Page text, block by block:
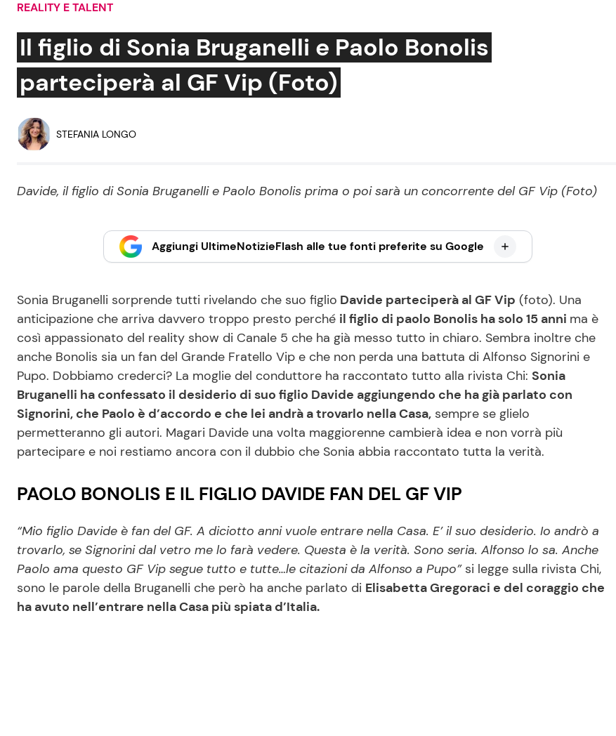
Social News
News dal mondo
Benessere
Mondo Mamma
Salute
Viaggi e Turismo
Ricette Facili e Veloci
Ricette Feste
REALITY E TALENT
Il figlio di Sonia Bruganelli e Paolo Bonolis
parteciperà al GF Vip (Foto)
STEFANIA LONGO
Davide, il figlio di Sonia Bruganelli e Paolo Bonolis prima o poi sarà un concorrente del GF Vip (Foto)
Aggiungi UltimeNotizieFlash alle tue fonti preferite su Google
Sonia Bruganelli sorprende tutti rivelando che suo figlio Davide parteciperà al GF Vip (foto). Una
anticipazione che arriva davvero troppo presto perché il figlio di paolo Bonolis ha solo 15 anni ma è
così appassionato del reality show di Canale 5 che ha già messo tutto in chiaro. Sembra inoltre che
anche Bonolis sia un fan del Grande Fratello Vip e che non perda una battuta di Alfonso Signorini e
Pupo. Dobbiamo crederci? La moglie del conduttore ha raccontato tutto alla rivista Chi: Sonia
Bruganelli ha confessato il desiderio di suo figlio Davide aggiungendo che ha già parlato con
Signorini, che Paolo è d’accordo e che lei andrà a trovarlo nella Casa, sempre se glielo
permetteranno gli autori. Magari Davide una volta maggiorenne cambierà idea e non vorrà più
partecipare e noi restiamo ancora con il dubbio che Sonia abbia raccontato tutta la verità.
PAOLO BONOLIS E IL FIGLIO DAVIDE FAN DEL GF VIP
“Mio figlio Davide è fan del GF. A diciotto anni vuole entrare nella Casa. E’ il suo desiderio. Io andrò a
trovarlo, se Signorini dal vetro me lo farà vedere. Questa è la verità. Sono seria. Alfonso lo sa. Anche
Paolo ama questo GF Vip segue tutto e tutte…le citazioni da Alfonso a Pupo” si legge sulla rivista Chi,
sono le parole della Bruganelli che però ha anche parlato di Elisabetta Gregoraci e del coraggio che
ha avuto nell’entrare nella Casa più spiata d’Italia.